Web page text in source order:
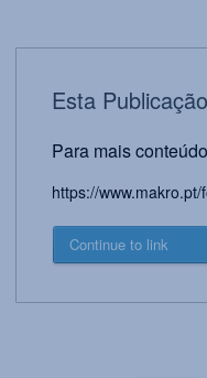
Esta
Para mais
https://
Continue to link